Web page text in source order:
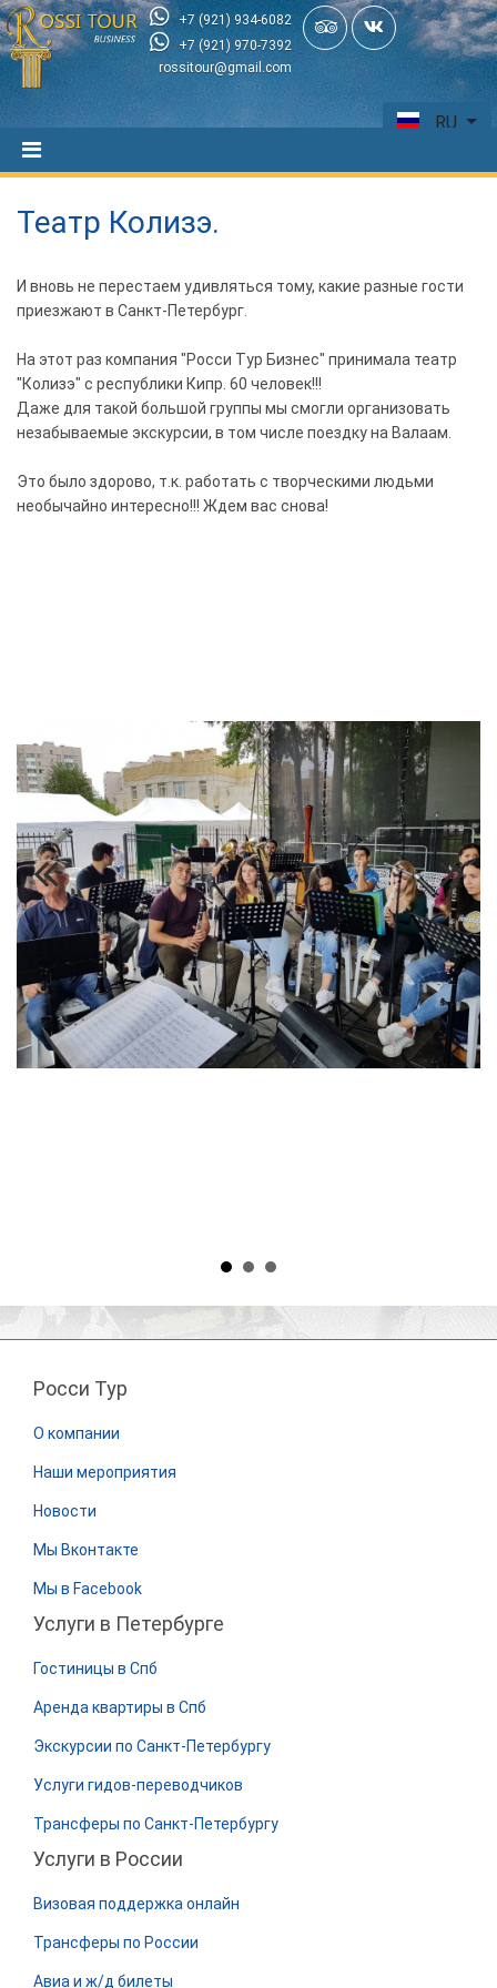
+7 (921) 934-6082
+7 (921) 970-7392
rossitour@gmail.com
RU
Театр Колизэ.
И вновь не перестаем удивляться тому, какие разные гости
приезжают в Санкт-Петербург.
На этот раз компания "Росси Тур Бизнес" принимала театр
"Колизэ" с республики Кипр. 60 человек!!!
Даже для такой большой группы мы смогли организовать
незабываемые экскурсии, в том числе поездку на Валаам.
Это было здорово, т.к. работать с творческими людьми
необычайно интересно!!! Ждем вас снова!
Росси Тур
О компании
Наши мероприятия
Новости
Мы Вконтакте
Мы в Facebook
Услуги в Петербурге
Гостиницы в Спб
Аренда квартиры в Спб
Экскурсии по Санкт-Петербургу
Услуги гидов-переводчиков
Трансферы по Санкт-Петербургу
Услуги в России
Визовая поддержка онлайн
Трансферы по России
Авиа и ж/д билеты